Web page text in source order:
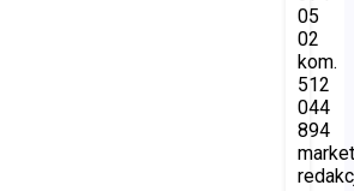
05
02
kom.
512
044
894